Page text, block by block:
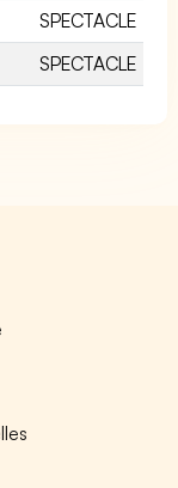
SPECTACLE
SPECTACLE